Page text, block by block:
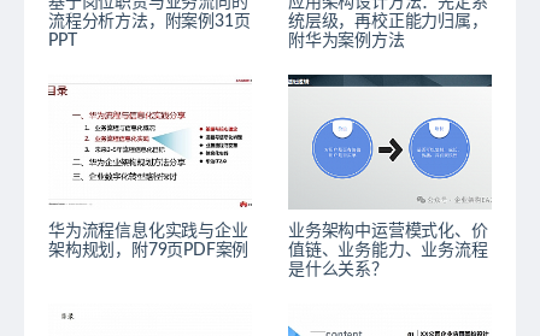
流程分析方法，附案例31页
PPT
统层级，再校正能力归属，
附华为案例方法
华为流程信息化实践与企业
架构规划，附79页PDF案例
业务架构中运营模式化、价
值链、业务能力、业务流程
是什么关系？